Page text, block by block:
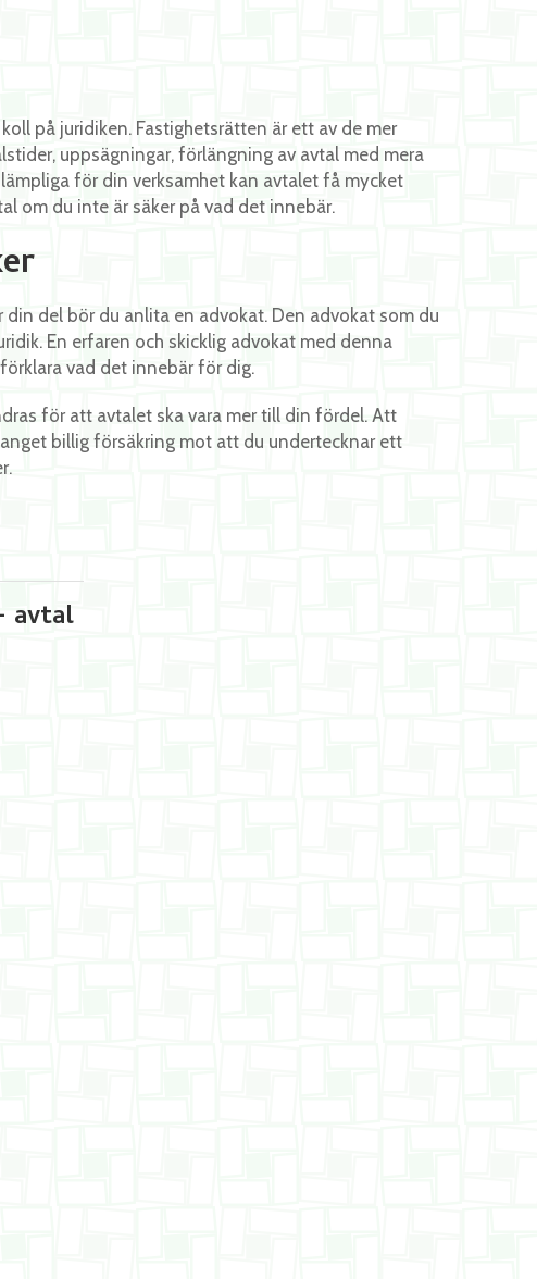
på juridiken. Fastighetsrätten är ett av de mer
uppsägningar, förlängning av avtal med mera
för din verksamhet kan avtalet få mycket
om du inte är säker på vad det innebär.
del bör du anlita en advokat. Den advokat som du
En erfaren och skicklig advokat med denna
vad det innebär för dig.
för att avtalet ska vara mer till din fördel. Att
billig försäkring mot att du undertecknar ett
avtal